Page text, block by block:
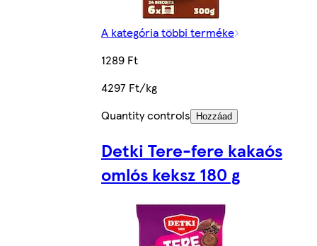
A kategória többi terméke
1289 Ft
4297 Ft/kg
Quantity controls
Hozzáad
Detki Tere-fere kakaós
omlós keksz 180 g